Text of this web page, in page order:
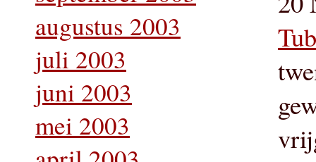
augustus 2003
juli 2003
juni 2003
mei 2003